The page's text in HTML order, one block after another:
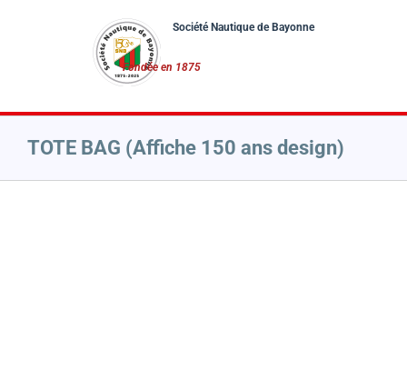
TOTE BAG (Affiche 150 ans design)